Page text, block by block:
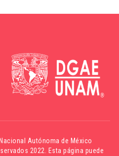
Autónoma de México
2022. Esta página puede